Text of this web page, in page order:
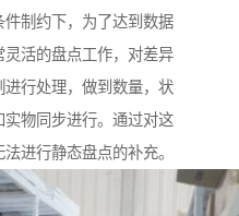
制约下，为了达到数据
活的盘点工作，对差异
行处理，做到数量，状
物同步进行。通过对这
进行静态盘点的补充。